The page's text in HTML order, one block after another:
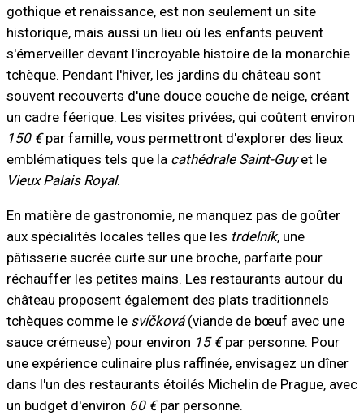
gothique et renaissance, est non seulement un site
historique, mais aussi un lieu où les enfants peuvent
s'émerveiller devant l'incroyable histoire de la monarchie
tchèque. Pendant l'hiver, les jardins du château sont
souvent recouverts d'une douce couche de neige, créant
un cadre féerique. Les visites privées, qui coûtent environ
150 €par famille, vous permettront d'explorer des lieux
emblématiques tels que la cathédrale Saint-Guyet le
Vieux Palais Royal.
En matière de gastronomie, ne manquez pas de goûter
aux spécialités locales telles que les trdelník, une
pâtisserie sucrée cuite sur une broche, parfaite pour
réchauffer les petites mains. Les restaurants autour du
château proposent également des plats traditionnels
tchèques comme le svíčková(viande de bœuf avec une
sauce crémeuse) pour environ 15 €par personne. Pour
une expérience culinaire plus raffinée, envisagez un dîner
dans l'un des restaurants étoilés Michelin de Prague, avec
un budget d'environ 60 €par personne.